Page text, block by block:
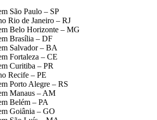
São Paulo – SP
Rio de Janeiro – RJ
Belo Horizonte – MG
Brasília – DF
Salvador – BA
Fortaleza – CE
Curitiba – PR
Recife – PE
Porto Alegre – RS
Manaus – AM
Belém – PA
Goiânia – GO